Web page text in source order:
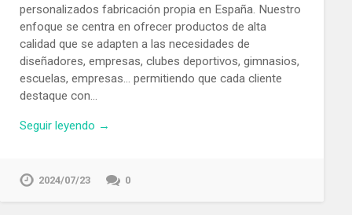
personalizados fabricación propia en España. Nuestro
enfoque se centra en ofrecer productos de alta
calidad que se adapten a las necesidades de
diseñadores, empresas, clubes deportivos, gimnasios,
escuelas, empresas… permitiendo que cada cliente
destaque con…
Seguir leyendo →
2024/07/23 0